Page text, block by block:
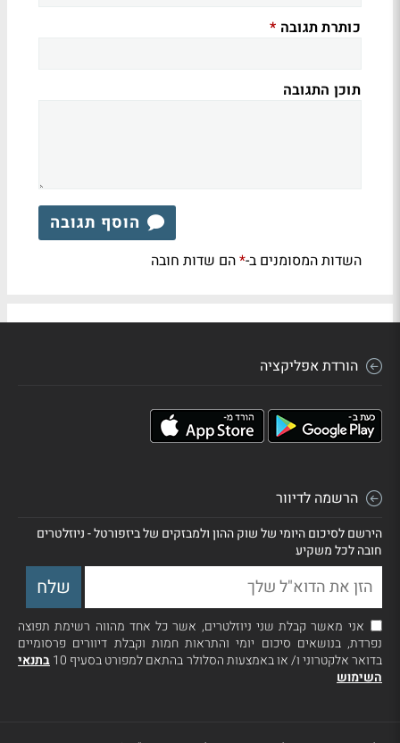
כותרת תגובה *
תוכן התגובה
הוסף תגובה
השדות המסומנים ב-*הם שדות חובה
הורדת אפליקציה
הרשמה לדיוור
הירשם לסיכום היומי של שוק ההון ולמבזקים של ביזפורטל - ניוזלטרים
חובה לכל משקיע
אני מאשר קבלת שני ניוזלטרים, אשר כל אחד מהווה רשימת תפוצה
נפרדת, בנושאים סיכום יומי והתראות חמות וקבלת דיוורים פרסומיים
בדואר אלקטרוני ו/ או באמצעות הסלולר בהתאם למפורט בסעיף 10
בתנאי
השימוש